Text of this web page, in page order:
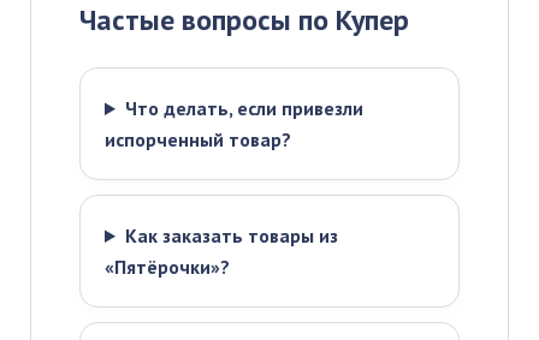
Частые вопросы по Купер
Что делать, если привезли
испорченный товар?
Как заказать товары из
«Пятёрочки»?